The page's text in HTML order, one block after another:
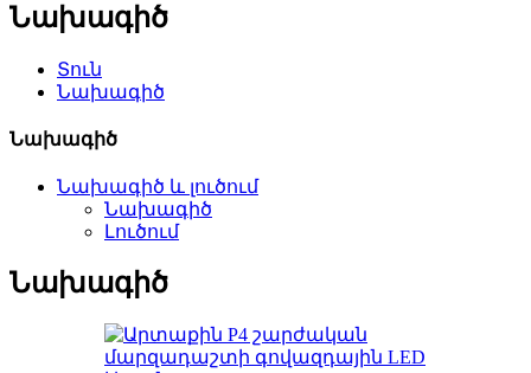
Նախագիծ
Տուն
Նախագիծ
Նախագիծ
Նախագիծ և լուծում
Նախագիծ
Լուծում
Նախագիծ